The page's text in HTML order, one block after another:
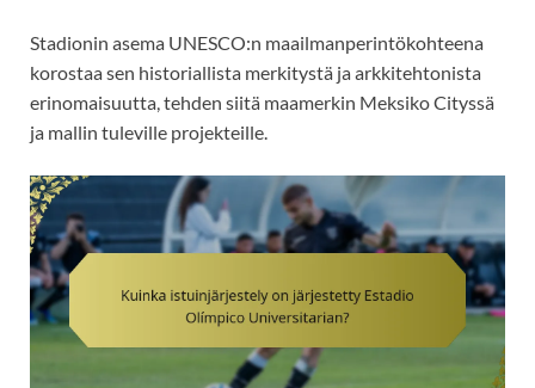
Stadionin asema UNESCO:n maailmanperintökohteena
korostaa sen historiallista merkitystä ja arkkitehtonista
erinomaisuutta, tehden siitä maamerkin Meksiko Cityssä
ja mallin tuleville projekteille.